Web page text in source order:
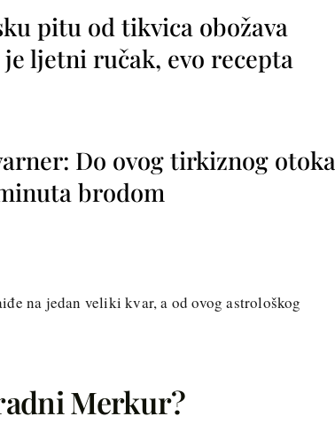
pitu od tikvica obožava
ljetni ručak, evo recepta
Do ovog tirkiznog otoka
brodom
na jedan veliki kvar, a od ovog astrološkog
Merkur?